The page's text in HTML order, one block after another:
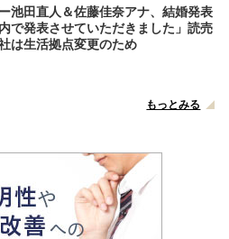
池田直人＆佐藤佳奈アナ、結婚発表
内で発表させていただきました」読売
は生活拠点変更のため
もっとみる